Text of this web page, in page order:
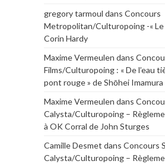
gregory tarmoul dans Concours
Metropolitan/Culturopoing -«
Corin Hardy
Maxime Vermeulen dans
Films/Culturopoing : « De l’eau
pont rouge » de Shōhei Imamura
Maxime Vermeulen dans
Calysta/Culturopoing –
à OK Corral de John Sturges
Camille Desmet dans Concours
Calysta/Culturopoing –